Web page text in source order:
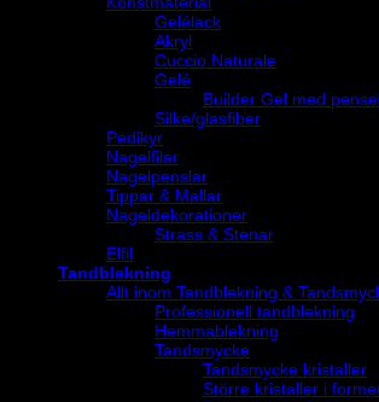
Gelélack
Akryl
Cuccio Naturale
Gelé
Builder Gel med
Silke/glasfiber
Pedikyr
Nagelfilar
Nagelpenslar
Tippar & Mallar
Nageldekorationer
Strass & Stenar
Elfil
Tandblekning
Allt inom Tandblekning &
Professionell tandblekning
Hemmablekning
Tandsmycke
Tandsmycke kristaller
Större kristaller i